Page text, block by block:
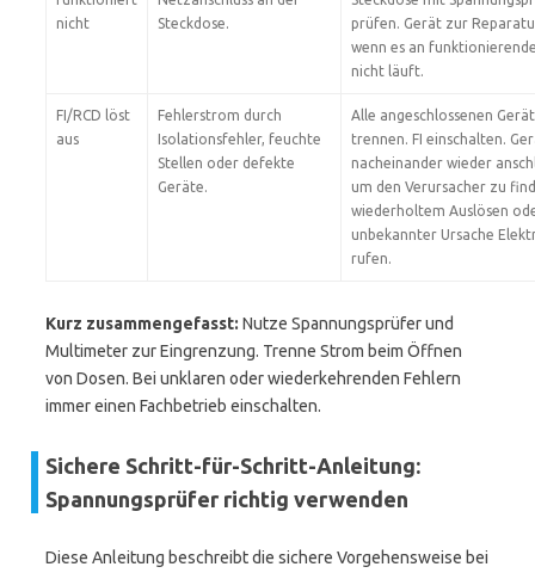
nicht
Steckdose.
prüfen. Gerät zur
wenn es an
nicht läuft.
FI/RCD löst
aus
Fehlerstrom durch
Isolationsfehler, feuchte
Stellen oder defekte
Geräte.
Alle angeschlossenen
trennen. FI einschalten.
nacheinander wieder
um den Verursacher zu
wiederholtem Auslösen
unbekannter Ursache
rufen.
Kurz zusammengefasst: Nutze Spannungsprüfer und
Multimeter zur Eingrenzung. Trenne Strom beim Öffnen
von Dosen. Bei unklaren oder wiederkehrenden Fehlern
immer einen Fachbetrieb einschalten.
Sichere Schritt-für-Schritt-Anleitung:
Spannungsprüfer richtig verwenden
Diese Anleitung beschreibt die sichere Vorgehensweise bei